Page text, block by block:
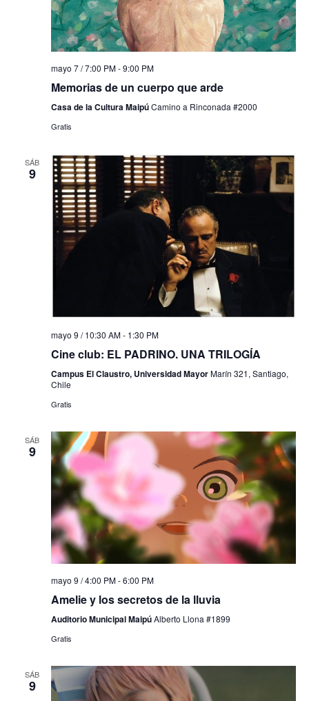
mayo 7 / 7:00 PM-9:00 PM
Memorias de un cuerpo que arde
Casa de la Cultura MaipúCamino a Rinconada #2000
Gratis
SÁB
9
mayo 9 / 10:30 AM- 1:30 PM
Cine club: EL PADRINO. UNA TRILOGÍA
Campus El Claustro, Universidad MayorMarín 321, Santiago,
Chile
Gratis
SÁB
9
mayo 9 / 4:00 PM-6:00 PM
Amelie y los secretos de la lluvia
Auditorio Municipal MaipúAlberto Llona #1899
Gratis
SÁB
9